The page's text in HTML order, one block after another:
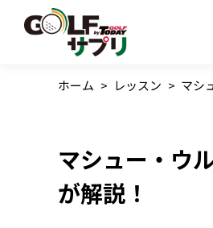
ホーム > レッスン > マシ
マシュー・ウ
が解説！